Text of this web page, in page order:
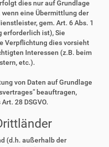
dies nur auf Grundlage
eine Übermittlung der
gem. Art. 6 Abs. 1
erforderlich ist), Sie
Verpflichtung dies vorsieht
Interessen (z.B. beim
etc.).
von Daten auf Grundlage
beauftragen,
28 DSGVO.
(d.h. außerhalb der